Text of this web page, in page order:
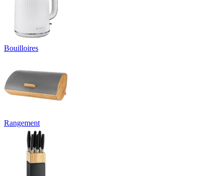
Bouilloires
Rangement